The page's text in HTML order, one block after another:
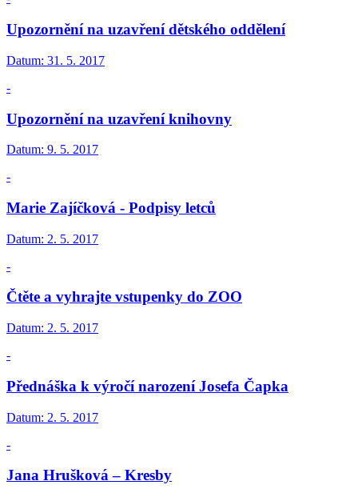
Upozornění na uzavření dětského oddělení
Datum: 31. 5. 2017
-
Upozornění na uzavření knihovny
Datum: 9. 5. 2017
-
Marie Zajíčková - Podpisy letců
Datum: 2. 5. 2017
-
Čtěte a vyhrajte vstupenky do ZOO
Datum: 2. 5. 2017
-
Přednáška k výročí narození Josefa Čapka
Datum: 2. 5. 2017
-
Jana Hrušková – Kresby